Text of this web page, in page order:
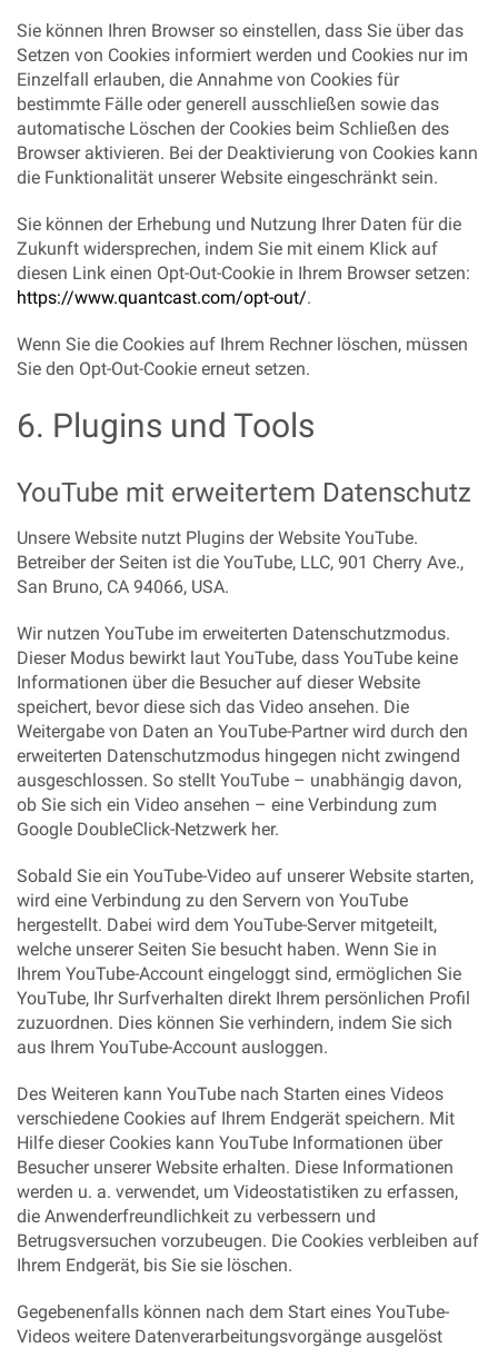
Sie können Ihren Browser so einstellen, dass Sie über das
Setzen von Cookies informiert werden und Cookies nur im
Einzelfall erlauben, die Annahme von Cookies für
bestimmte Fälle oder generell ausschließen sowie das
automatische Löschen der Cookies beim Schließen des
Browser aktivieren. Bei der Deaktivierung von Cookies kann
die Funktionalität unserer Website eingeschränkt sein.
Sie können der Erhebung und Nutzung Ihrer Daten für die
Zukunft widersprechen, indem Sie mit einem Klick auf
diesen Link einen Opt-Out-Cookie in Ihrem Browser setzen:
https://www.quantcast.com/opt-out/.
Wenn Sie die Cookies auf Ihrem Rechner löschen, müssen
Sie den Opt-Out-Cookie erneut setzen.
6. Plugins und Tools
YouTube mit erweitertem Datenschutz
Unsere Website nutzt Plugins der Website YouTube.
Betreiber der Seiten ist die YouTube, LLC, 901 Cherry Ave.,
San Bruno, CA 94066, USA.
Wir nutzen YouTube im erweiterten Datenschutzmodus.
Dieser Modus bewirkt laut YouTube, dass YouTube keine
Informationen über die Besucher auf dieser Website
speichert, bevor diese sich das Video ansehen. Die
Weitergabe von Daten an YouTube-Partner wird durch den
erweiterten Datenschutzmodus hingegen nicht zwingend
ausgeschlossen. So stellt YouTube – unabhängig davon,
ob Sie sich ein Video ansehen – eine Verbindung zum
Google DoubleClick-Netzwerk her.
Sobald Sie ein YouTube-Video auf unserer Website starten,
wird eine Verbindung zu den Servern von YouTube
hergestellt. Dabei wird dem YouTube-Server mitgeteilt,
welche unserer Seiten Sie besucht haben. Wenn Sie in
Ihrem YouTube-Account eingeloggt sind, ermöglichen Sie
YouTube, Ihr Surfverhalten direkt Ihrem persönlichen Profil
zuzuordnen. Dies können Sie verhindern, indem Sie sich
aus Ihrem YouTube-Account ausloggen.
Des Weiteren kann YouTube nach Starten eines Videos
verschiedene Cookies auf Ihrem Endgerät speichern. Mit
Hilfe dieser Cookies kann YouTube Informationen über
Besucher unserer Website erhalten. Diese Informationen
werden u. a. verwendet, um Videostatistiken zu erfassen,
die Anwenderfreundlichkeit zu verbessern und
Betrugsversuchen vorzubeugen. Die Cookies verbleiben auf
Ihrem Endgerät, bis Sie sie löschen.
Gegebenenfalls können nach dem Start eines YouTube-
Videos weitere Datenverarbeitungsvorgänge ausgelöst